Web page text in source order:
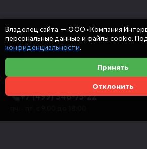
+7 (499) 346-75-22
Владелец сайта — ООО «Компания
персональные данные и файлы cookie.
конфиденциальности.
Принять
Отклонить